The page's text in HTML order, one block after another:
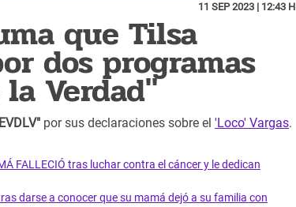
11 SEP 2023 | 12:43 H
que Tilsa
dos programas
Verdad"
por sus declaraciones sobre el 'Loco' Vargas.
FALLECIÓ tras luchar contra el cáncer y le dedican
darse a conocer que su mamá dejó a su familia con